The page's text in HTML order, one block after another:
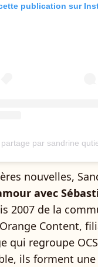
publication sur
par sandrine
nouvelles,
avec
2007 de la
Content,
qui regroupe
ils forment